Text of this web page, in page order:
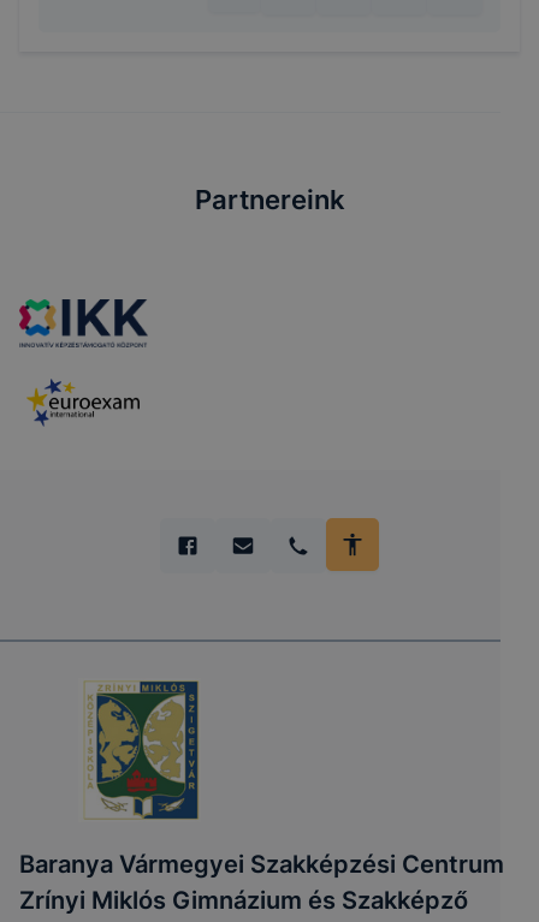
Partnereink
Baranya Vármegyei Szakképzési Centrum
Zrínyi Miklós Gimnázium és Szakképző